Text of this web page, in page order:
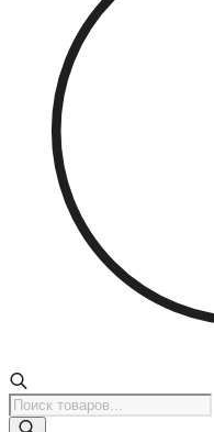
Поиск
товаров